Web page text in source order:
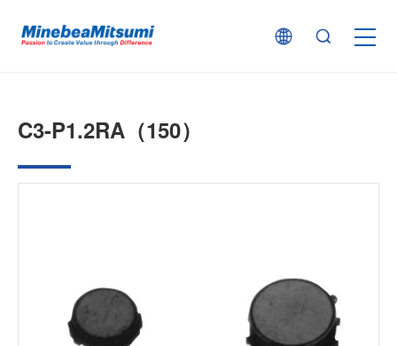
C3-P1.2RA（150）